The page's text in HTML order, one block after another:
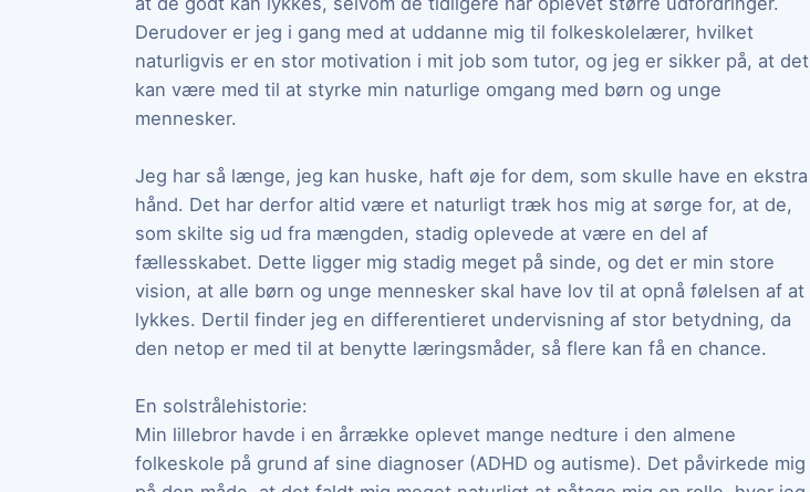
Derudover er jeg i gang med at uddanne mig til folkeskolelærer, hvilket
naturligvis er en stor motivation i mit job som tutor, og jeg er sikker på, at det
kan være med til at styrke min naturlige omgang med børn og unge
mennesker.
Jeg har så længe, jeg kan huske, haft øje for dem, som skulle have en ekstra
hånd. Det har derfor altid være et naturligt træk hos mig at sørge for, at de,
som skilte sig ud fra mængden, stadig oplevede at være en del af
fællesskabet. Dette ligger mig stadig meget på sinde, og det er min store
vision, at alle børn og unge mennesker skal have lov til at opnå følelsen af at
lykkes. Dertil finder jeg en differentieret undervisning af stor betydning, da
den netop er med til at benytte læringsmåder, så flere kan få en chance.
En solstrålehistorie:
Min lillebror havde i en årrække oplevet mange nedture i den almene
folkeskole på grund af sine diagnoser (ADHD og autisme). Det påvirkede mig